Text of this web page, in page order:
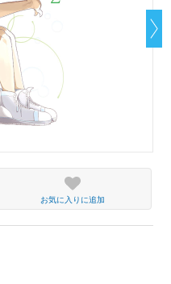
お気に入りに追加